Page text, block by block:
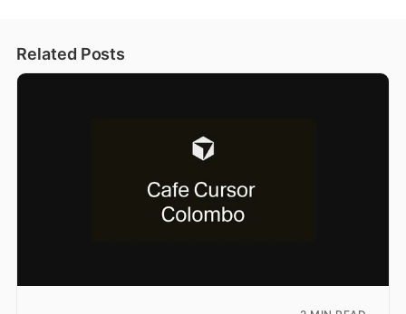
Related Posts